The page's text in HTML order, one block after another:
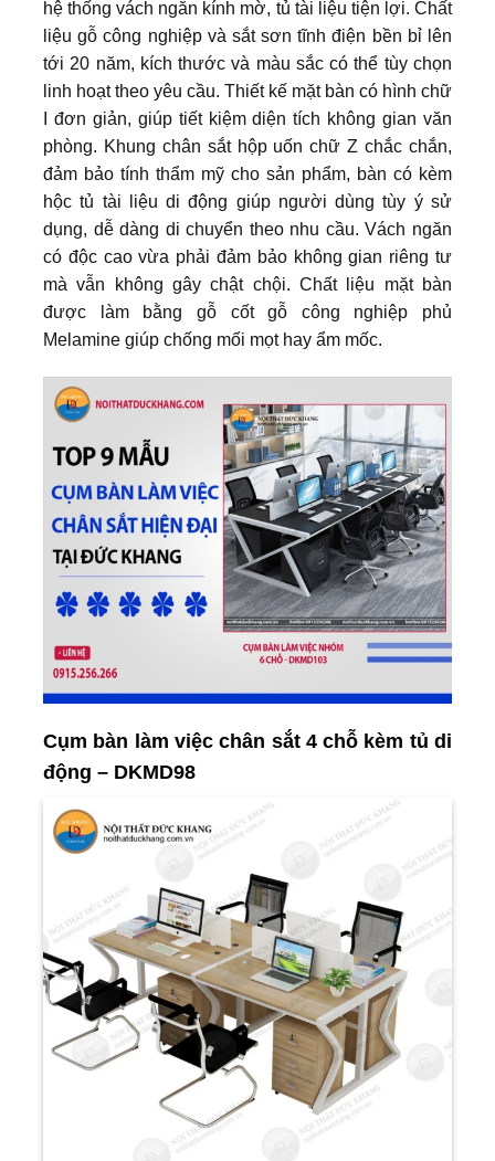
hệ thống vách ngăn kính mờ, tủ tài liệu tiện lợi. Chất
liệu gỗ công nghiệp và sắt sơn tĩnh điện bền bỉ lên
tới 20 năm, kích thước và màu sắc có thể tùy chọn
linh hoạt theo yêu cầu. Thiết kế mặt bàn có hình chữ
I đơn giản, giúp tiết kiệm diện tích không gian văn
phòng. Khung chân sắt hộp uốn chữ Z chắc chắn,
đảm bảo tính thẩm mỹ cho sản phẩm, bàn có kèm
hộc tủ tài liệu di động giúp người dùng tùy ý sử
dụng, dễ dàng di chuyển theo nhu cầu. Vách ngăn
có độc cao vừa phải đảm bảo không gian riêng tư
mà vẫn không gây chật chội. Chất liệu mặt bàn
được làm bằng gỗ cốt gỗ công nghiệp phủ
Melamine giúp chống mối mọt hay ẩm mốc.
Cụm bàn làm việc chân sắt 4 chỗ kèm tủ di
động – DKMD98